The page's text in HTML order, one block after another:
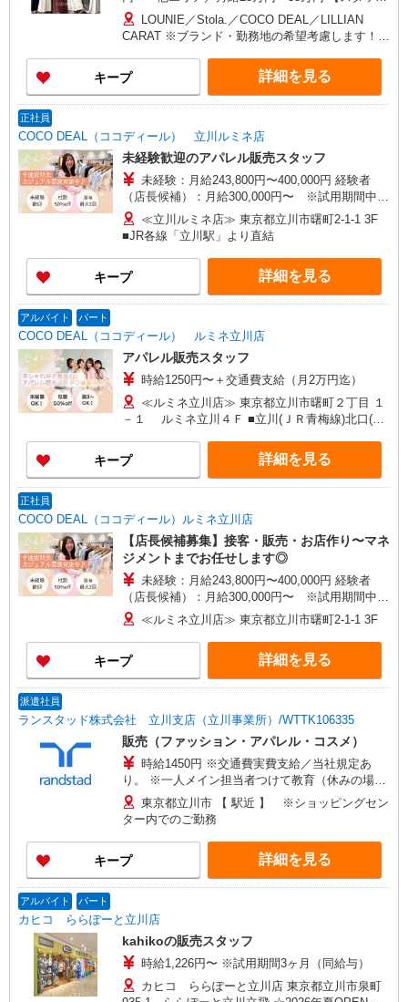
フ】 ■首都圏／月給24万3,800円〜40万円 ■大阪／
月給23万3,500円〜35万円 ■京都、兵庫、愛知、岐
阜、福岡／月給22万7,800円〜35万円 ■他エリア／
月給22万2,100円〜35万円 固定残業手当含む（1ヶ
月あたり20時間）※超過時は追加支給 首都圏エリ
ア：30,800円 大阪：29,500円 京都、兵庫、愛知、
考慮 ※試用期間3ヶ月も同条件（首都圏：店長候
補は月給27万円〜）
LOUNIE／Stola.／COCO DEAL／LILLIAN
CARAT ※ブランド・勤務地の希望考慮します！※
道、宮城（仙台）、愛知、大阪、兵庫、京都、和
歌山、岡山、広島、愛媛、福岡、長崎、宮崎、熊
本などの各店舗で募集しています。 【COCO
ルミネ池袋店／ルミネ横浜／ルミネ大宮店／ルミ
ネ有楽町店 ルミネ立川店／ルミネ町田店／池袋
PARCO店／東京スカイツリータウン・ソラマチ店
イクスピアリ店／イオンレイクタウン店／ジョイ
ナス店／テラスモール湘南店 タカシマヤ ゲートタ
ワーモール店／イオン大高SC店 なんばCITY店／
天王寺MIO店／阪神梅田本店／京都ポルタ店／阪
番街店／ミナモア広島店／博多阪急店／天神ソラ
リアプラザ店 ▽他、詳しくは備考をご参照くださ
い。
キープ 詳細を見る
正社員
COCO DEAL（ココディール） 立川ルミネ店
未経験歓迎のアパレル販売スタッフ
未経験：月給243,800円〜400,000円 経験者
（店長候補）：月給300,000円〜 ※試用期間中は
270,000円〜 ★固定残業手当：30,800円（月給に
含む） ※経験・能力考慮 ※固定残業時間は1ヶ月
あたり20時間、超過時は追加で残業手当支給 ※月
3万円まで交通費支給 ※試用期間（2〜3ヶ月）も
同条件 【手当】固定残業手当／資格手当／店舗職
制手当／住宅手当（実家外かつ賃貸の場合のみ別
当の種類はエリアにより異なります。詳細は面接
時にお尋ねください。
≪立川ルミネ店≫ 東京都立川市曙町2-1-1 3F
■JR各線「立川駅」より直結
キープ 詳細を見る
アルバイト パート
COCO DEAL（ココディール） ルミネ立川店
アパレル販売スタッフ
時給1250円〜＋交通費支給（月2万円迄）
≪ルミネ立川店≫ 東京都立川市曙町２丁目 １
－１ ルミネ立川４Ｆ ■立川(ＪＲ青梅線)北口(約
南武線)北口(約1分)
キープ 詳細を見る
正社員
COCO DEAL（ココディール）ルミネ立川店
【店長候補募集】接客・販売・お店作り〜マネ
ジメントまでお任せします◎
未経験：月給243,800円〜400,000円 経験者
（店長候補）：月給300,000円〜 ※試用期間中は
270,000円〜 ★固定残業手当：30,800円（月給に
含む） ※経験・能力考慮 ※固定残業時間は1ヶ月
あたり20時間、超過時は追加で残業手当支給 ※月
3万円まで交通費支給 ※試用期間（2〜3ヶ月）も
同条件 【手当】固定残業手当／資格手当／店舗職
途支給）※試用期間明けから支給／特別手当 ※手
当の種類はエリアにより異なります。詳細は面接
時にお尋ねください。
≪ルミネ立川店≫ 東京都立川市曙町2-1-1 3F
キープ 詳細を見る
派遣社員
ランスタッド株式会社 立川支店（立川事業所）/WTTK106335
販売（ファッション・アパレル・コスメ）
時給1450円 ※交通費実費支給／当社規定あ
り。 ※一人メイン担当者つけて教育（休みの場合
は他の担当者）
東京都立川市 【 駅近 】 ※ショッピングセン
ター内でのご勤務
キープ 詳細を見る
アルバイト パート
カヒコ ららぽーと立川店
kahikoの販売スタッフ
時給1,226円〜 ※試用期間3ヶ月（同給与）
カヒコ ららぽーと立川店 東京都立川市泉町